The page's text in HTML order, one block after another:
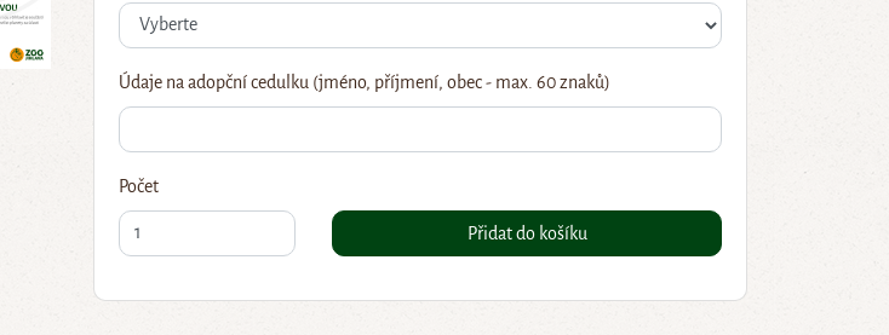
Údaje na adopční cedulku (jméno, příjmení, obec - max. 60 znaků)
Počet
Přidat do košíku